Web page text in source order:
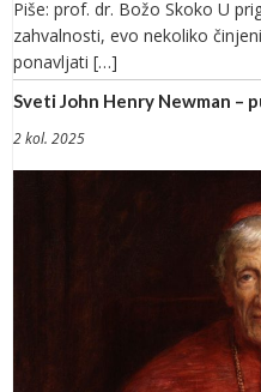
Piše: prof. dr. Božo Skoko U
zahvalnosti, evo nekoliko
ponavljati […]
Sveti John Henry Newman –
2 kol. 2025